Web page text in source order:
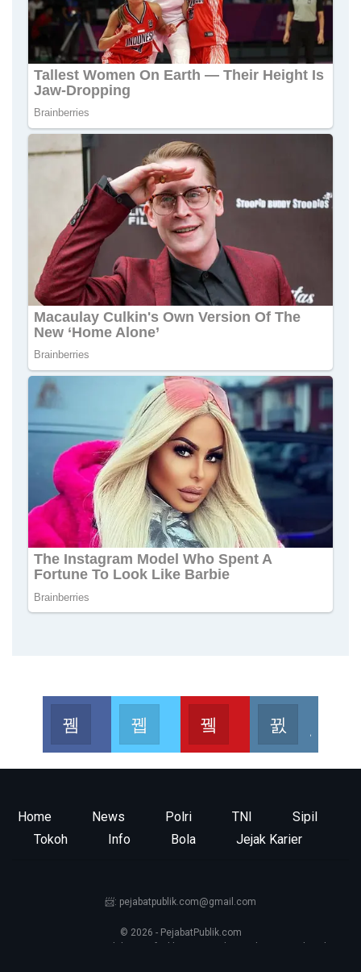
Home News Polri TNI
Sipil
Tokoh
Info Bola Jejak Karier
📨: pejabatpublik.com@gmail.com
© 2026 - PejabatPublik.com